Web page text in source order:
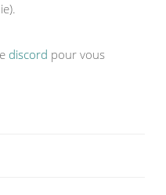
discord pour vous